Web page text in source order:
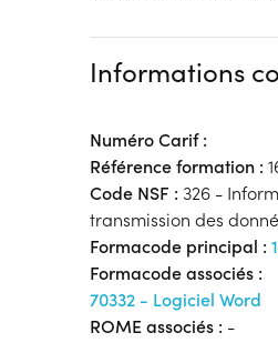
Informations
Numéro Carif :
Référence formation :
Code NSF : 326 -
transmission des
Formacode principal :
Formacode associés :
70332 - Logiciel Word
ROME associés : -